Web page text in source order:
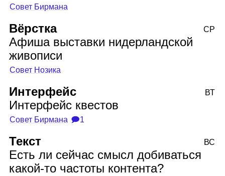
Совет Бирмана
Вёрстка
Афиша выставки нидерландской
живописи
Совет Нозика
СР
Интерфейс
Интерфейс квестов
Совет Бирмана 🗩1
ВТ
Текст
Есть ли сейчас смысл добиваться
какой‑то частоты контента?
ВС